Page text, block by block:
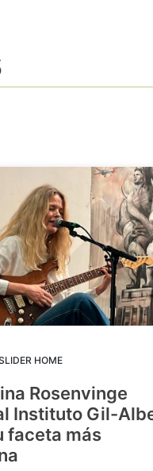
HOME
Rosenvinge
Instituto Gil-
faceta más